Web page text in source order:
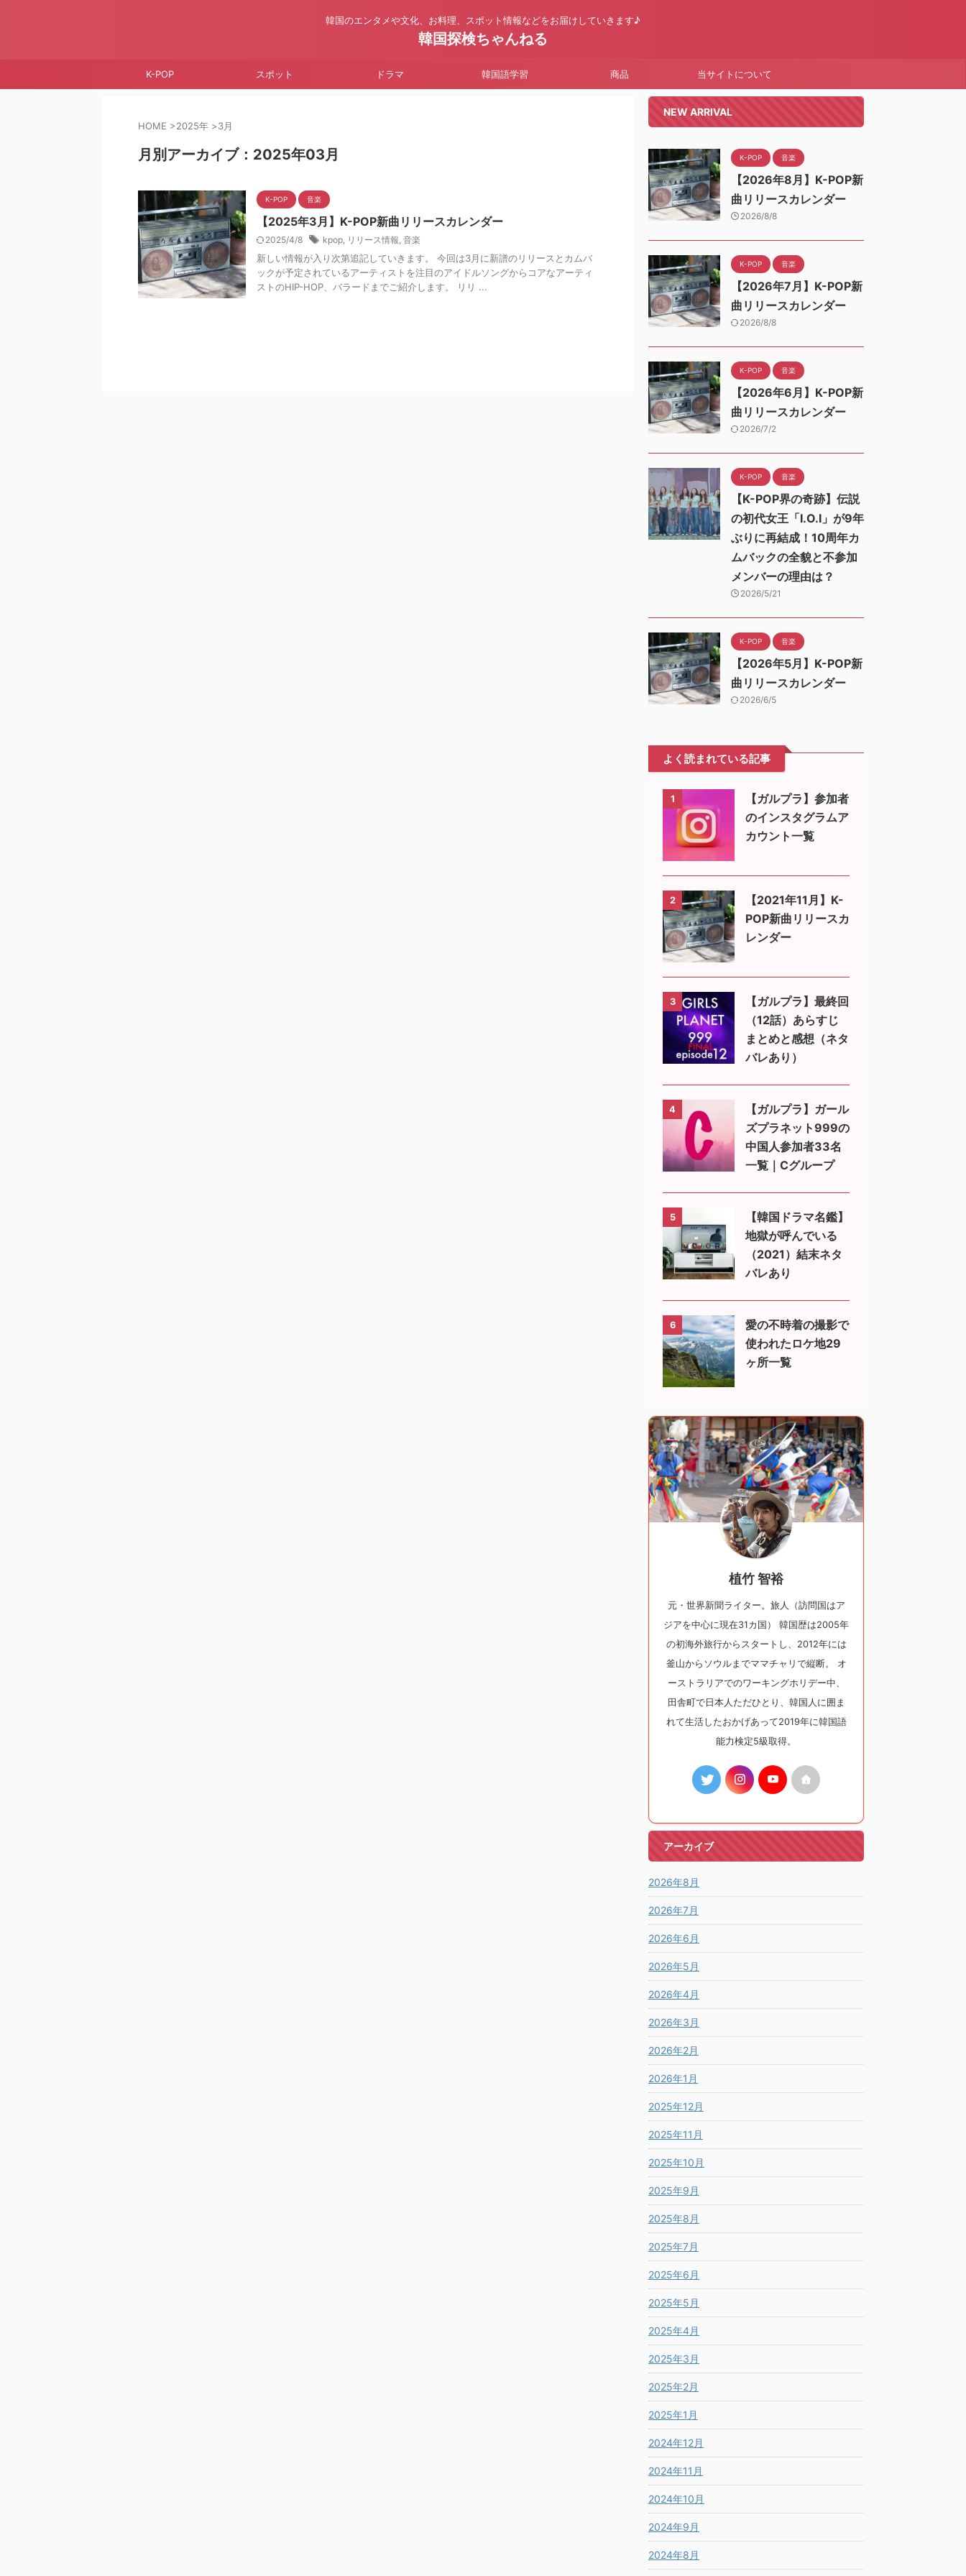
韓国のエンタメや文化、お料理、スポット情報などをお届けしていきます♪
韓国探検ちゃんねる
K-POP スポット ドラマ 韓国語学習 商品 当サイトについて
HOME >2025年 >3月
月別アーカイブ：2025年03月
K-POP 音楽
【2025年3月】K-POP新曲リリースカレンダー
2025/4/8 kpop, リリース情報, 音楽
新しい情報が入り次第追記していきます。 今回は3月に新譜のリリースとカムバ
ックが予定されているアーティストを注目のアイドルソングからコアなアーティ
ストのHIP-HOP、バラードまでご紹介します。 リリ ...
NEW ARRIVAL
K-POP 音楽
【2026年8月】K-POP新
曲リリースカレンダー
2026/8/8
K-POP 音楽
【2026年7月】K-POP新
曲リリースカレンダー
2026/8/8
K-POP 音楽
【2026年6月】K-POP新
曲リリースカレンダー
2026/7/2
K-POP 音楽
【K-POP界の奇跡】伝説
の初代女王「I.O.I」が9年
ぶりに再結成！10周年カ
ムバックの全貌と不参加
メンバーの理由は？
2026/5/21
K-POP 音楽
【2026年5月】K-POP新
曲リリースカレンダー
2026/6/5
よく読まれている記事
1
【ガルプラ】参加者
のインスタグラムア
カウント一覧
2
【2021年11月】K-
POP新曲リリースカ
レンダー
3
【ガルプラ】最終回
（12話）あらすじ
まとめと感想（ネタ
バレあり）
4
【ガルプラ】ガール
ズプラネット999の
中国人参加者33名
一覧｜Cグループ
5
【韓国ドラマ名鑑】
地獄が呼んでいる
（2021）結末ネタ
バレあり
6
愛の不時着の撮影で
使われたロケ地29
ヶ所一覧
植竹 智裕
元・世界新聞ライター。旅人（訪問国はア
ジアを中心に現在31カ国） 韓国歴は2005年
の初海外旅行からスタートし、2012年には
釜山からソウルまでママチャリで縦断。 オ
ーストラリアでのワーキングホリデー中、
田舎町で日本人ただひとり、韓国人に囲ま
れて生活したおかげあって2019年に韓国語
能力検定5級取得。
アーカイブ
2026年8月
2026年7月
2026年6月
2026年5月
2026年4月
2026年3月
2026年2月
2026年1月
2025年12月
2025年11月
2025年10月
2025年9月
2025年8月
2025年7月
2025年6月
2025年5月
2025年4月
2025年3月
2025年2月
2025年1月
2024年12月
2024年11月
2024年10月
2024年9月
2024年8月